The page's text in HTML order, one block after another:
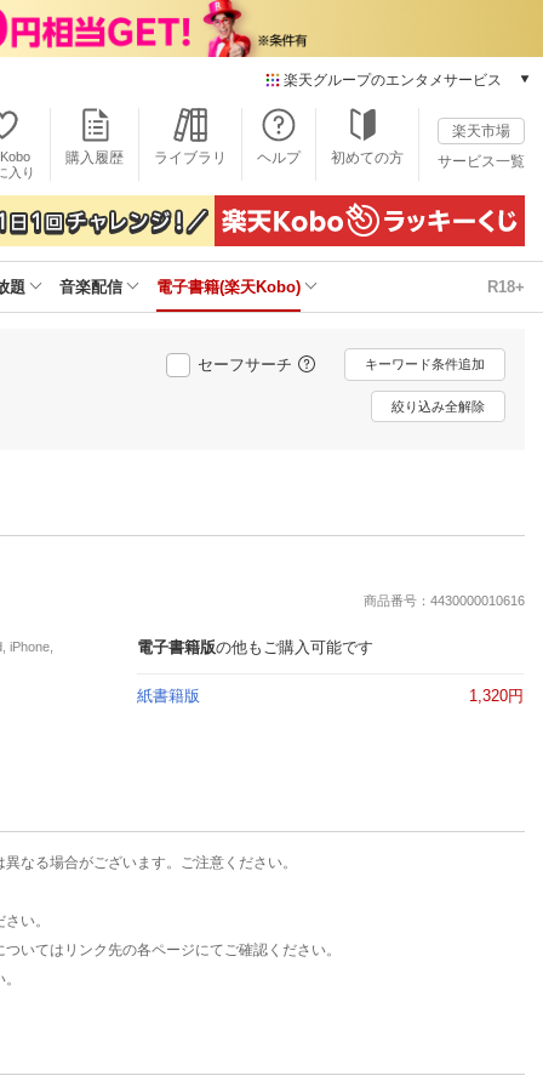
楽天グループのエンタメサービス
本/ゲーム/CD/DVD
楽天ブックス
電子書籍
楽天Kobo
雑誌読み放題
楽天ミュージック
動画配信
楽天TV
動画配信ガイド
推し楽
入り
購入履歴 ライブラリ ヘルプ 初めての方
楽天市場
サービス一覧
題 音楽配信 電子書籍(楽天Kobo) R18+
セーフサーチ キーワード条件追加
絞り込み全解除
商品番号：4430000010616
iPhone,
電子書籍版の他もご購入可能です
紙書籍版 1,320円
なる場合がございます。ご注意ください。
い。
いてはリンク先の各ページにてご確認ください。